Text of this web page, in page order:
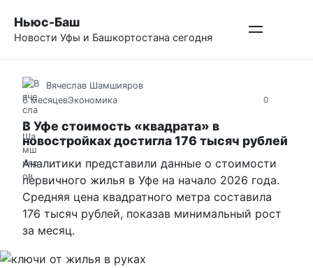
контенту
Ньюс-Баш
Новости Уфы и Башкортостана сегодня
0
Вячеслав Шамшияров
6 месяцевЭкономика
В Уфе стоимость «квадрата» в
новостройках достигла 176 тысяч рублей
Аналитики представили данные о стоимости
первичного жилья в Уфе на начало 2026 года.
Средняя цена квадратного метра составила
176 тысяч рублей, показав минимальный рост
за месяц.